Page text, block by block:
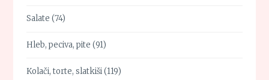
Salate (74)
Hleb, peciva, pite (91)
Kolači, torte, slatkiši(119)